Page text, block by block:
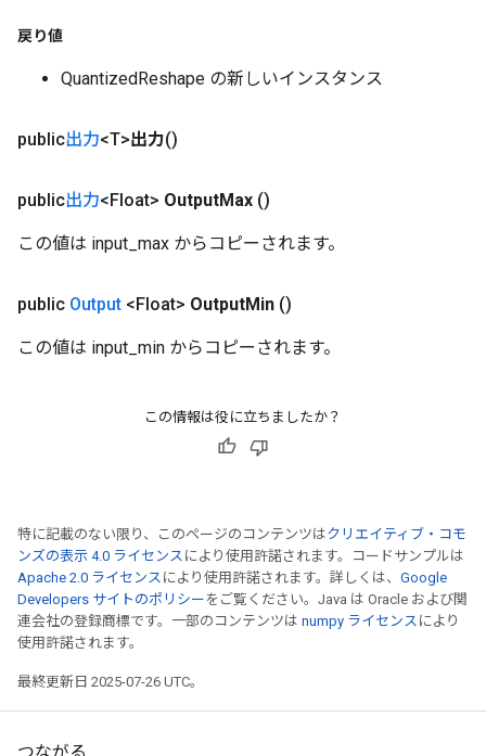
戻り値
QuantizedReshape の新しいインスタンス
public出力<T>出力()
public出力<Float> OutputMax ()
この値は input_max からコピーされます。
public Output <Float> OutputMin ()
この値は input_min からコピーされます。
この情報は役に立ちましたか？
特に記載のない限り、このページのコンテンツはクリエイティブ・コモ
ンズの表示 4.0 ライセンス により使用許諾されます。コードサンプルは
Apache 2.0 ライセンス により使用許諾されます。詳しくは、 Google
Developers サイトのポリシー をご覧ください。Java は Oracle および関
連会社の登録商標です。一部のコンテンツは numpy ライセンス により
使用許諾されます。
最終更新日 2025-07-26 UTC。